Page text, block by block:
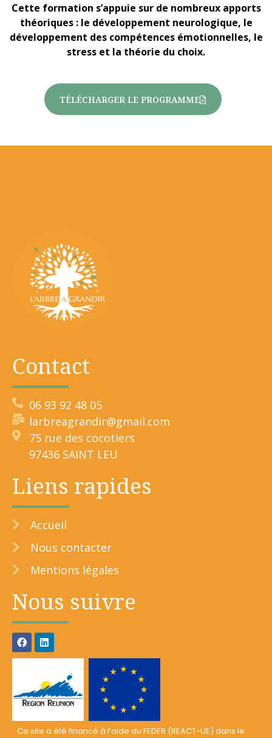
Cette formation s’appuie sur de nombreux apports
théoriques : le développement neurologique, le
développement des compétences émotionnelles, le
stress et la théorie du choix.
TÉLÉCHARGER LE PROGRAMME
Contact
06 93 92 48 05
larbreagrandir@gmail.com
75 rue des cocotiers
97436 SAINT LEU
Liens rapides
Accueil
Nous contacter
Mentions légales
Nous suivre
Ce site a été financé à l’aide du FEDER (REACT-UE) dans le